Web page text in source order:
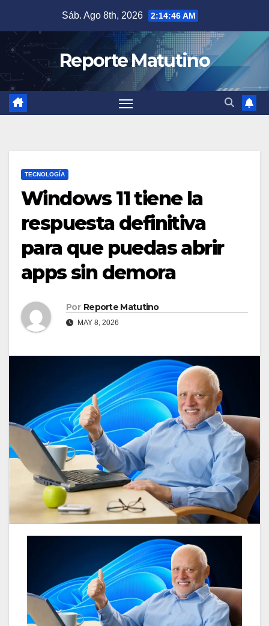
contenido
Sáb. Ago 8th, 2026 2:14:47 AM
Reporte Matutino
TECNOLOGÍA
Windows 11 tiene la
respuesta definitiva
para que puedas abrir
apps sin demora
Por Reporte Matutino
MAY 8, 2026